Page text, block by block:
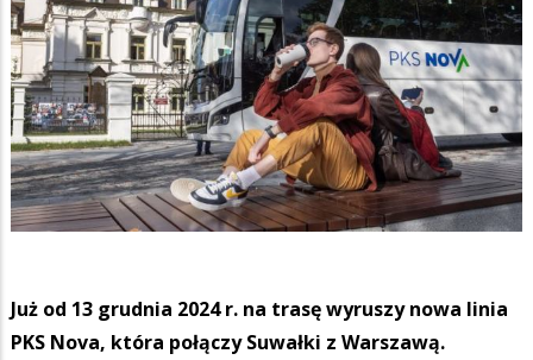
Już od 13 grudnia 2024 r. na trasę wyruszy nowa linia
PKS Nova, która połączy Suwałki z Warszawą.